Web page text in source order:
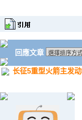
回應文章
长征5重型火箭主发